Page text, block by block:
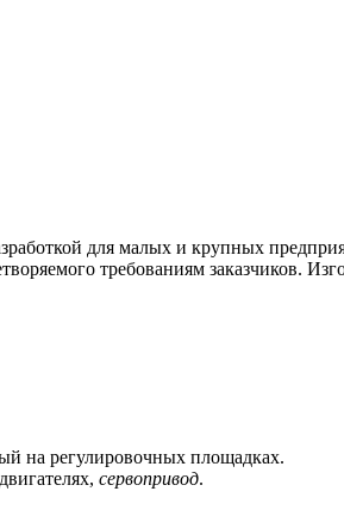
для малых и крупных
требованиям заказчиков.
на регулировочных площадках.
сервопривод.